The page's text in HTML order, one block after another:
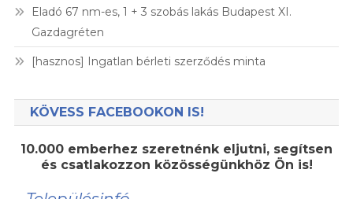
Eladó 67 nm-es, 1 + 3 szobás lakás Budapest XI.
Gazdagréten
[hasznos] Ingatlan bérleti szerződés minta
KÖVESS FACEBOOKON IS!
10.000 emberhez szeretnénk eljutni, segítsen
és csatlakozzon közösségünkhöz Ön is!